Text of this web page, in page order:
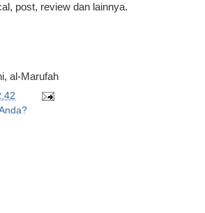
post, review dan lainnya.
al-Marufah